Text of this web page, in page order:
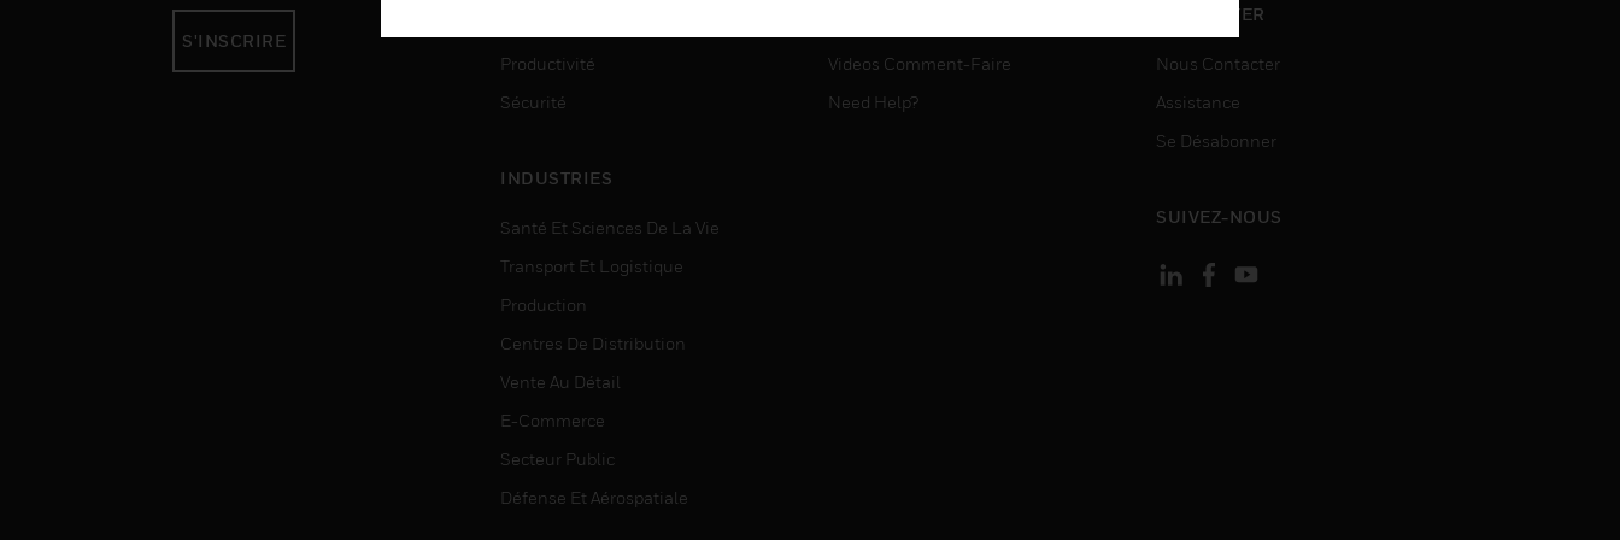
S'INSCRIRE
Productivité
Sécurité
INDUSTRIES
Santé Et Sciences De La Vie
Transport Et Logistique
Production
Centres De Distribution
Vente Au Détail
E-Commerce
Secteur Public
Défense Et Aérospatiale
Videos Comment-Faire
Need Help?
CONTACTER
Nous Contacter
Assistance
Se Désabonner
SUIVEZ-NOUS